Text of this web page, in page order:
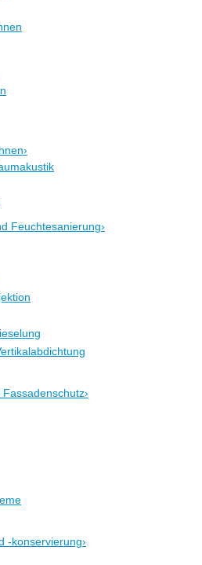
›
Feuchtesanierung›
›
-konservierung›